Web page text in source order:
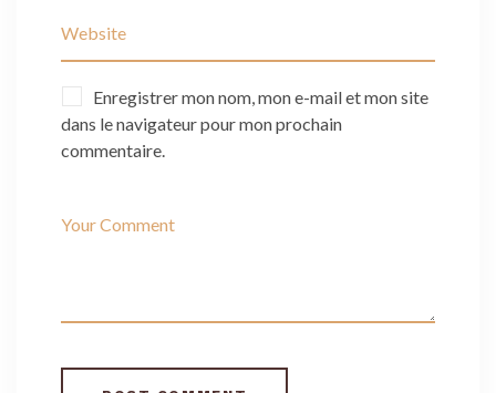
Enregistrer mon nom, mon e-mail et mon site
dans le navigateur pour mon prochain
commentaire.